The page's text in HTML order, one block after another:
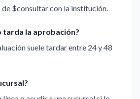
de $consultar con la institución.
tarda la aprobación?
suele tardar entre 24 y 48